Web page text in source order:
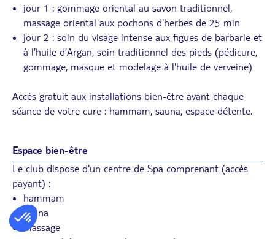
jour 1 : gommage oriental au savon traditionnel,
massage oriental aux pochons d'herbes de 25 min
jour 2 : soin du visage intense aux figues de barbarie et
à l’huile d’Argan, soin traditionnel des pieds (pédicure,
gommage, masque et modelage à l'huile de verveine)
Accès gratuit aux installations bien-être avant chaque
séance de votre cure : hammam, sauna, espace détente.
Espace bien-être
Le club dispose d'un centre de Spa comprenant (accès
payant) :
hammam
sauna
massage